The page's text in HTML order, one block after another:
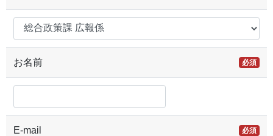
お名前 必須
E-mail 必須